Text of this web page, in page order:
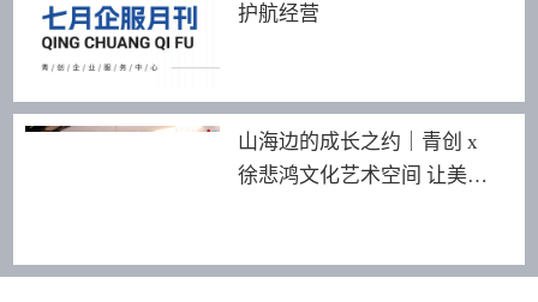
护航经营
山海边的成长之约｜青创 x
徐悲鸿文化艺术空间 让美育